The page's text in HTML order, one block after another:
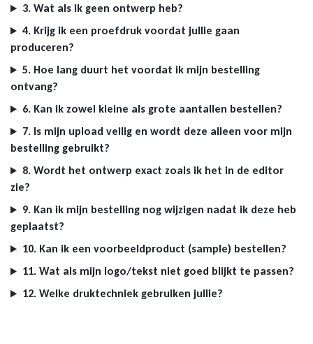
3. Wat als ik geen ontwerp heb?
4. Krijg ik een proefdruk voordat jullie gaan
produceren?
5. Hoe lang duurt het voordat ik mijn bestelling
ontvang?
6. Kan ik zowel kleine als grote aantallen bestellen?
7. Is mijn upload veilig en wordt deze alleen voor mijn
bestelling gebruikt?
8. Wordt het ontwerp exact zoals ik het in de editor
zie?
9. Kan ik mijn bestelling nog wijzigen nadat ik deze heb
geplaatst?
10. Kan ik een voorbeeldproduct (sample) bestellen?
11. Wat als mijn logo/tekst niet goed blijkt te passen?
12. Welke druktechniek gebruiken jullie?